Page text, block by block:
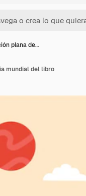
plana de…
mundial del libro